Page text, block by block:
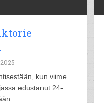
kun viime
edustanut 24-